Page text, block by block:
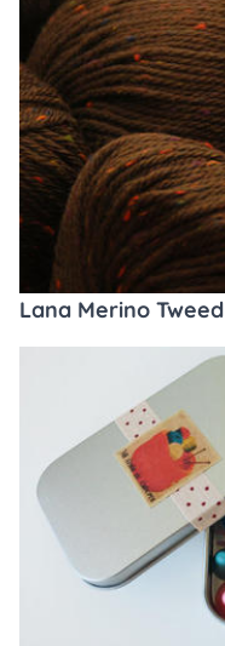
Lana Merino Tweed